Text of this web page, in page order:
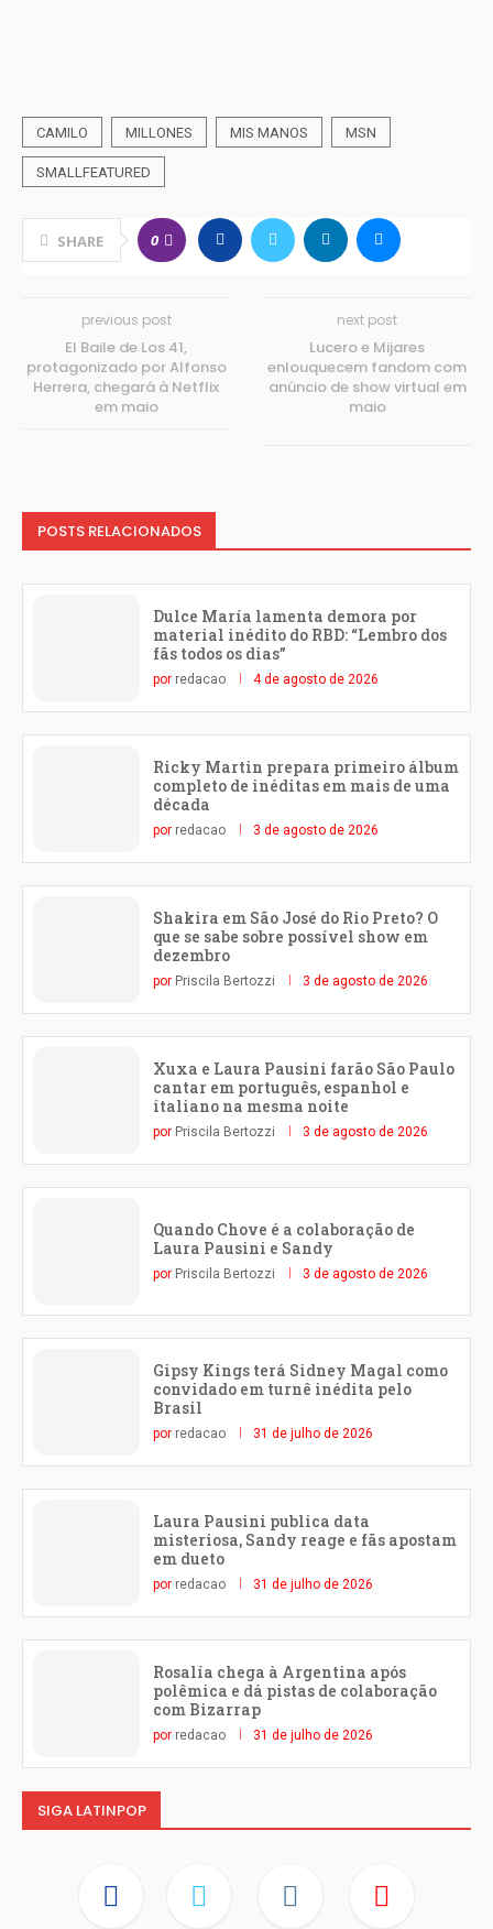
CAMILO MILLONES MIS MANOS MSN
SMALLFEATURED
SHARE 0
previous post
El Baile de Los 41,
protagonizado por Alfonso
Herrera, chegará à Netflix
em maio
next post
Lucero e Mijares
enlouquecem fandom com
anúncio de show virtual em
maio
POSTS RELACIONADOS
Dulce María lamenta demora por
material inédito do RBD: “Lembro dos
fãs todos os dias”
por redacao 4 de agosto de 2026
Ricky Martin prepara primeiro álbum
completo de inéditas em mais de uma
década
por redacao 3 de agosto de 2026
Shakira em São José do Rio Preto? O
que se sabe sobre possível show em
dezembro
por Priscila Bertozzi 3 de agosto de 2026
Xuxa e Laura Pausini farão São Paulo
cantar em português, espanhol e
italiano na mesma noite
por Priscila Bertozzi 3 de agosto de 2026
Quando Chove é a colaboração de
Laura Pausini e Sandy
por Priscila Bertozzi 3 de agosto de 2026
Gipsy Kings terá Sidney Magal como
convidado em turnê inédita pelo
Brasil
por redacao 31 de julho de 2026
Laura Pausini publica data
misteriosa, Sandy reage e fãs apostam
em dueto
por redacao 31 de julho de 2026
Rosalía chega à Argentina após
polêmica e dá pistas de colaboração
com Bizarrap
por redacao 31 de julho de 2026
SIGA LATINPOP